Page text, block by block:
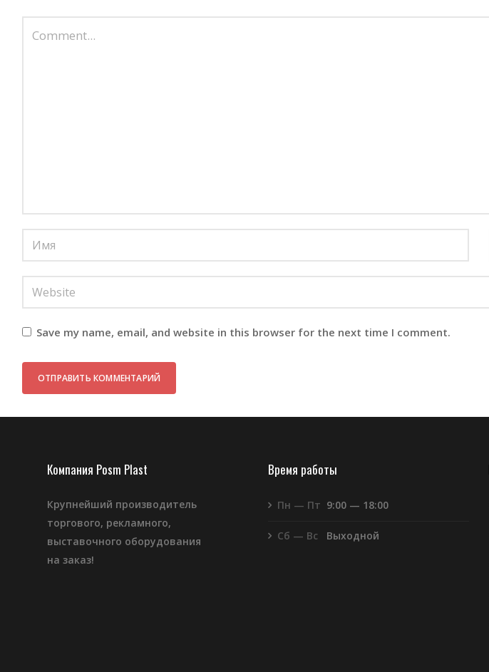
Save my name, email, and website in this browser for the next time I comment.
Компания Posm Plast
Крупнейший производитель
торгового, рекламного,
выставочного оборудования
на заказ!
Время работы
Пн — Пт 9:00 — 18:00
Сб — Вс Выходной